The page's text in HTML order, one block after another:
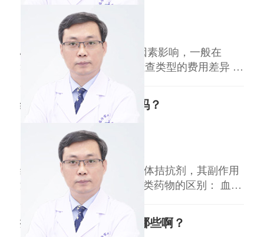
发，需立即呼救并实施心肺复苏。 2 高血压/动
脉硬化患者 该人群血管弹性差
王益民 副主任医师
临汾市人民医院
心脏造影检查费用受多种因素影响，一般在
300010000元不等。 不同检查类型的费用差异 冠
状动脉造影是常见类型，费用因医院级别（三甲
医院较高）和地区（一线城市费用略高）有所不
同，通常在50008000元。 特殊情况的费用调整
若需同时进行支架植入或球囊扩张等介入治疗，
费用会增加，主要取决于手术
缬沙坦的副作用会咳嗽吗？
王益民 副主任医师
临汾市人民医院
缬沙坦属于血管紧张素II受体拮抗剂，其副作用
通常不包括咳嗽。 与ACEI类药物的区别： 血管
紧张素转换酶抑制剂（如卡托普利）可能引起干
咳，而缬沙坦通过阻断受体发挥作用，避免了缓
激肽蓄积，因此干咳发生率显著降低。 常见副
抗心律失常药物分类有哪些啊？